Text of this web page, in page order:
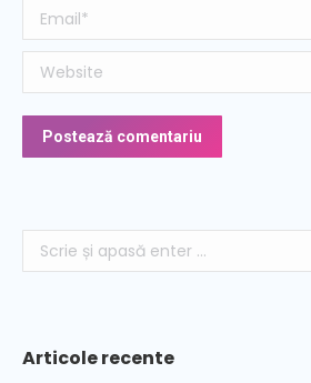
Email *
Website
Postează comentariu
Articole recente